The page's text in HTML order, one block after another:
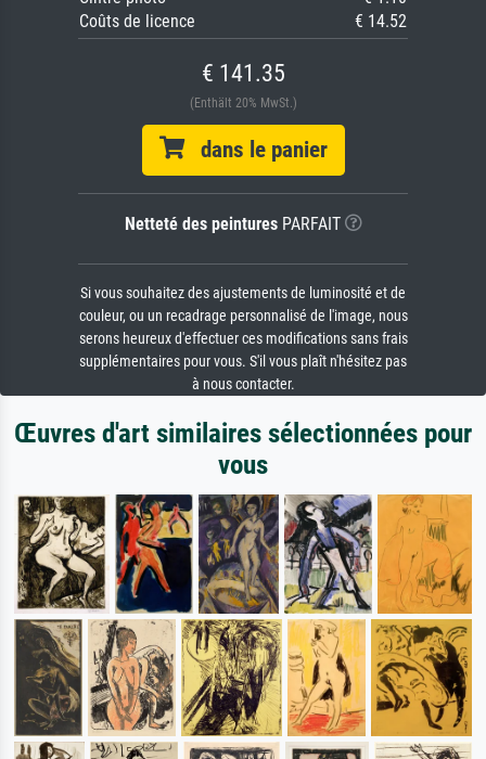
Coûts de licence
€ 14.52
€ 141.35
(Enthält 20% MwSt.)
dans le panier
Netteté des peinturesPARFAIT
Si vous souhaitez des ajustements de luminosité et de
couleur, ou un recadrage personnalisé de l'image, nous
serons heureux d'effectuer ces modifications sans frais
supplémentaires pour vous. S'il vous plaît n'hésitez pas
à nous contacter.
Œuvres d'art similaires sélectionnées pour
vous